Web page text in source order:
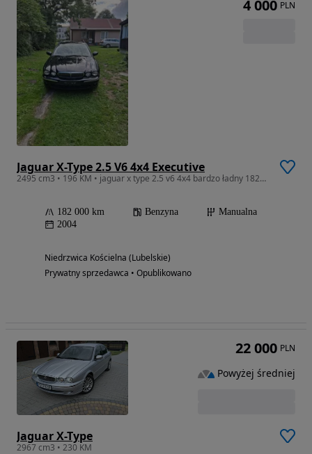
Jaguar X-Type 2.5 V6 4x4 Executive
2495 cm3 • 196 KM • jaguar x type 2.5 v6 4x4 bardzo ładny 182000 km oryginalny w 100 %
182 000 km Benzyna
Manualna
2004
Niedrzwica Kościelna (Lubelskie)
Prywatny sprzedawca • Opublikowano
4 000 PLN
Jaguar X-Type
2967 cm3 • 230 KM
22 000 PLN
Powyżej średniej